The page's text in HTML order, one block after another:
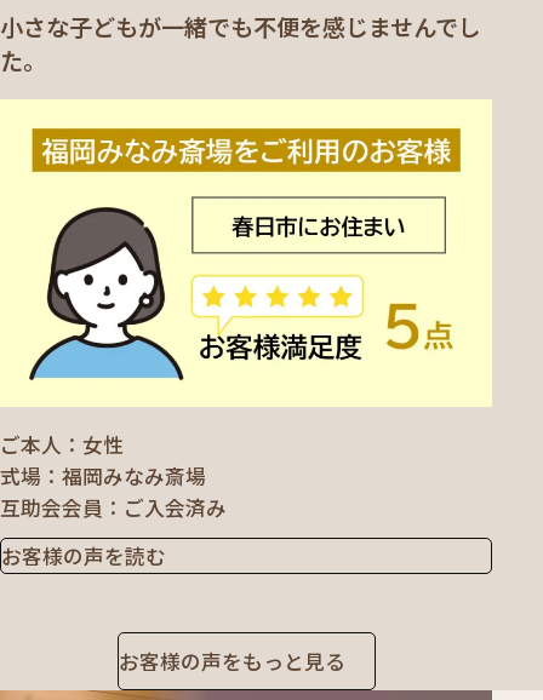
小さな子どもが一緒でも不便を感じませんでし
た。
ご本人
女性
式場
福岡みなみ斎場
互助会会員
ご入会済み
お客様の声を読む
お客様の声をもっと見る